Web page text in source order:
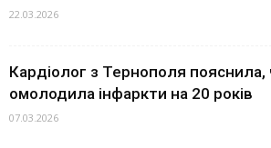
22.03.2026
Кардіолог з Тернополя пояснила,
омолодила інфаркти на 20 років
07.03.2026